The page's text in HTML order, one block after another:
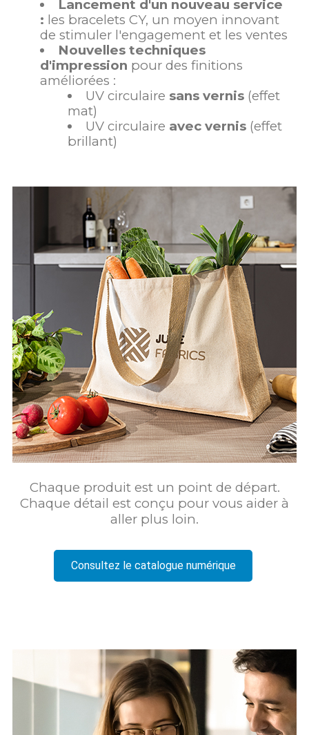
Lancement d'un nouveau service
: les bracelets CY, un moyen innovant
de stimuler l'engagement et les ventes
Nouvelles techniques
d'impression pour des finitions
améliorées :
UV circulaire sans vernis(effet
mat)
UV circulaire avec vernis (effet
brillant)
Chaque produit est un point de départ.
Chaque détail est conçu pour vous aider à
aller plus loin.
Consultez le catalogue numérique